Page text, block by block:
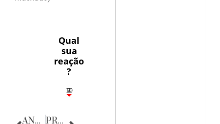
Qual
sua
reação
?
3
1
1
2
10
ANTERIOR PRÓXIMA